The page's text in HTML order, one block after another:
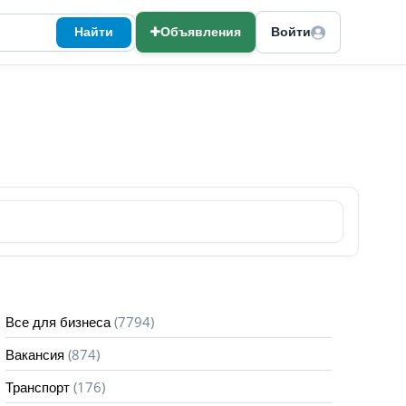
Найти Объявления Войти
Все для бизнеса (7794)
Вакансия (874)
Транспорт (176)